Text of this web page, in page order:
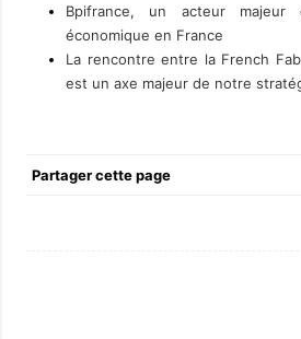
Bpifrance, un acteur majeur
économique en France
La rencontre entre la French
est un axe majeur de notre
Partager cette page